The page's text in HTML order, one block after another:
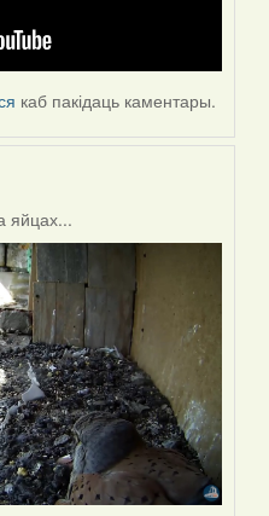
каб пакідаць каментары.
яйцах...